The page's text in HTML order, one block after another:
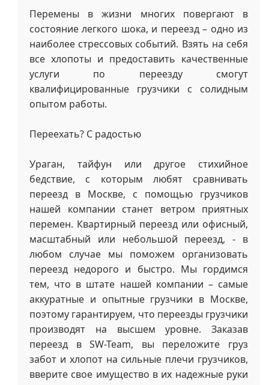
Перемены в жизни многих повергают в
состояние легкого шока, и переезд – одно из
наиболее стрессовых событий. Взять на себя
все хлопоты и предоставить качественные
услуги по переезду смогут
квалифицированные грузчики с солидным
опытом работы.
Переехать? С радостью
Ураган, тайфун или другое стихийное
бедствие, с которым любят сравнивать
переезд в Москве, с помощью грузчиков
нашей компании станет ветром приятных
перемен. Квартирный переезд или офисный,
масштабный или небольшой переезд, - в
любом случае мы поможем организовать
переезд недорого и быстро. Мы гордимся
тем, что в штате нашей компании – самые
аккуратные и опытные грузчики в Москве,
поэтому гарантируем, что переезды грузчики
производят на высшем уровне. Заказав
переезд в SW-Team, вы переложите груз
забот и хлопот на сильные плечи грузчиков,
вверите свое имущество в их надежные руки